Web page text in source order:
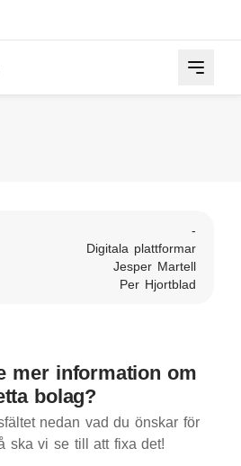
-
Digitala plattformar
Jesper Martell
Per Hjortblad
mer information om
bolag?
nedan vad du önskar för
ska vi se till att fixa det!